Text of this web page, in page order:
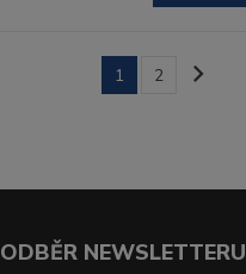
1 2
ODBĚR NEWSLETTERU